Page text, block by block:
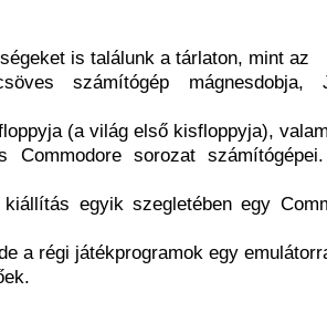
is találunk a tárlaton, mint az
számítógép mágnesdobja,
(a világ első kisfloppyja),
Commodore sorozat
egyik szegletében egy
a régi játékprogramok egy